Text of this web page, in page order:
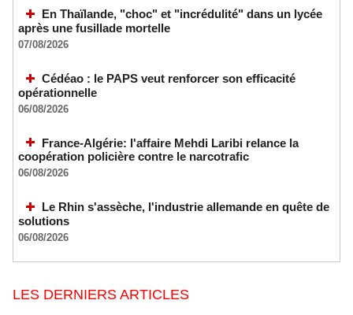
En Thaïlande, "choc" et "incrédulité" dans un lycée
après une fusillade mortelle
07/08/2026
Cédéao : le PAPS veut renforcer son efficacité
opérationnelle
06/08/2026
France-Algérie: l'affaire Mehdi Laribi relance la
coopération policière contre le narcotrafic
06/08/2026
Le Rhin s'assèche, l'industrie allemande en quête de
solutions
06/08/2026
LES DERNIERS ARTICLES